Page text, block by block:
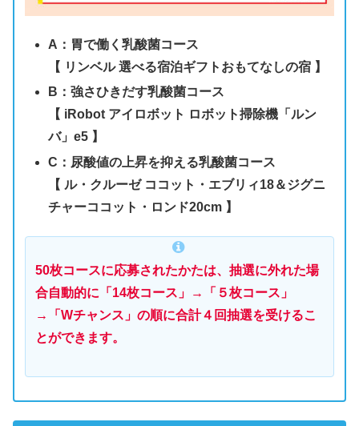
A：胃で働く乳酸菌コース
【 リンベル 選べる宿泊ギフトおもてなしの宿 】
B：強さひきだす乳酸菌コース
【 iRobot アイロボット ロボット掃除機「ルン
バ」e5 】
C：尿酸値の上昇を抑える乳酸菌コース
【 ル・クルーゼ ココット・エブリィ18＆ジグニ
チャーココット・ロンド20cm 】
50枚コースに応募されたかたは、抽選に外れた場
合自動的に「14枚コース」→「５枚コース」
→「Wチャンス」の順に合計４回抽選を受けるこ
とができます。